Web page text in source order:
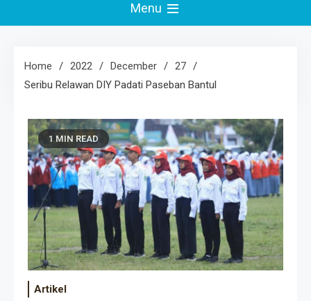
Menu
Home 2022 December
27
Seribu Relawan DIY Padati Paseban Bantul
1 MIN READ
Artikel